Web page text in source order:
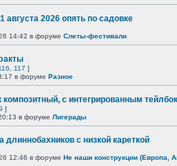
августа 2026 опять по садовке
14:42 в форуме Слеты-фестивали
117 ]
в форуме Разное
композитный, с интегрированным
]
в форуме Лигерады
длиннобахников с низкой кареткой
12:46 в форуме Не наши конструкции (Европа,